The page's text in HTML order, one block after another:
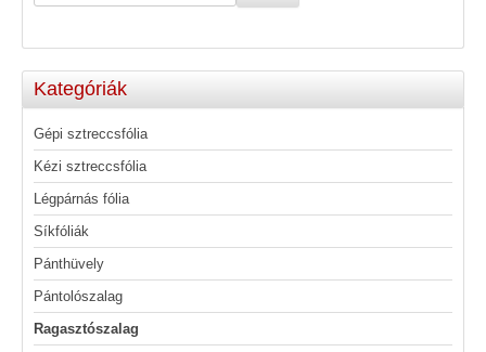
Kategóriák
Gépi sztreccsfólia
Kézi sztreccsfólia
Légpárnás fólia
Síkfóliák
Pánthüvely
Pántolószalag
Ragasztószalag